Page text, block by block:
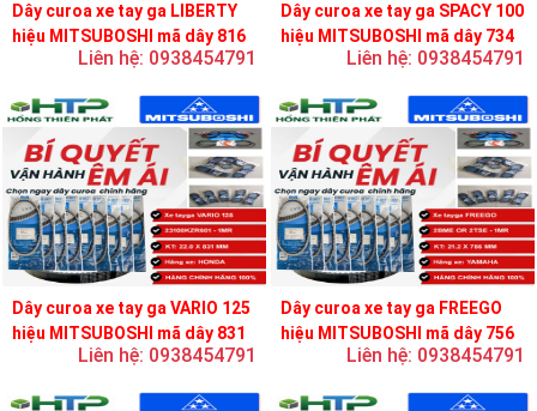
Dây curoa xe tay ga LIBERTY
hiệu MITSUBOSHI mã dây 816
Liên hệ: 0938454791
Dây curoa xe tay ga SPACY 100
hiệu MITSUBOSHI mã dây 734
Liên hệ: 0938454791
Dây curoa xe tay ga VARIO 125
hiệu MITSUBOSHI mã dây 831
Liên hệ: 0938454791
Dây curoa xe tay ga FREEGO
hiệu MITSUBOSHI mã dây 756
Liên hệ: 0938454791